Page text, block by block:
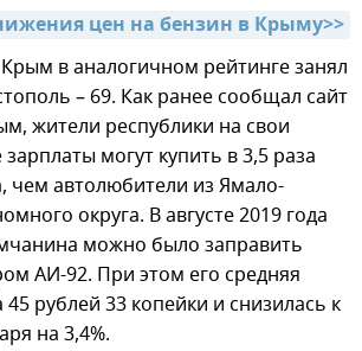
цен на бензин в Крыму>>
в аналогичном рейтинге занял
– 69. Как ранее сообщал сайт
жители республики на свои
могут купить в 3,5 раза
чем автолюбители из Ямало-
округа. В августе 2019 года
можно было заправить
АИ-92. При этом его средняя
рублей 33 копейки и снизилась к
на 3,4%.